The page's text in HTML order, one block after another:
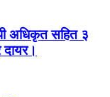
अधिकृत सहित ३